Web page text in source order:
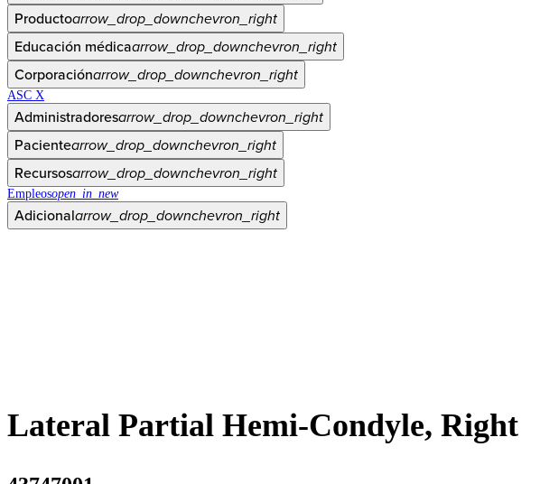
Productoarrow_drop_downchevron_right
Educación médicaarrow_drop_downchevron_right
Corporaciónarrow_drop_downchevron_right
ASC X
Administradoresarrow_drop_downchevron_right
Pacientearrow_drop_downchevron_right
Recursosarrow_drop_downchevron_right
Empleosopen_in_new
Adicionalarrow_drop_downchevron_right
Lateral Partial Hemi-Condyle, Right